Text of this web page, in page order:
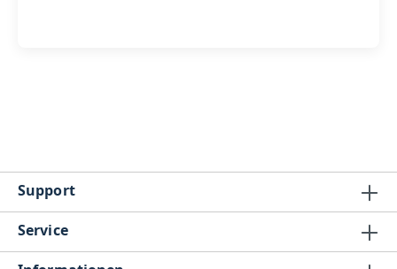
Support
Service